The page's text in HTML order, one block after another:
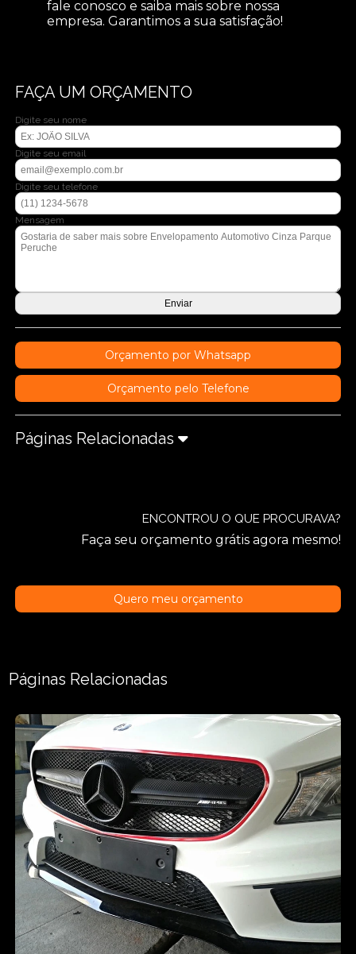
fale conosco e saiba mais sobre nossa
empresa. Garantimos a sua satisfação!
FAÇA UM ORÇAMENTO
Digite seu nome
Digite seu email
Digite seu telefone
Mensagem
Orçamento por Whatsapp
Orçamento pelo Telefone
Páginas Relacionadas
ENCONTROU O QUE PROCURAVA?
Faça seu orçamento grátis agora mesmo!
Quero meu orçamento
Páginas Relacionadas